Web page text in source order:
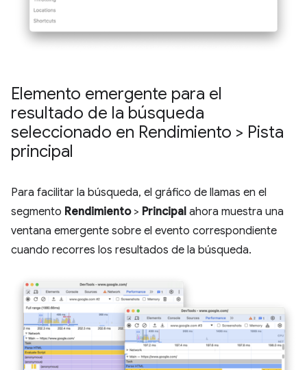
Elemento emergente para el
resultado de la búsqueda
seleccionado en Rendimiento > Pista
principal
Para facilitar la búsqueda, el gráfico de llamas en el
segmento Rendimiento> Principal ahora muestra una
ventana emergente sobre el evento correspondiente
cuando recorres los resultados de la búsqueda.